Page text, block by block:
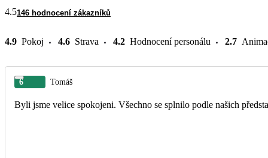
4.5146 hodnocení zákazníků
4.9 Pokoj 4.6 Strava 4.2 Hodnocení personálu 2.7
6 Tomáš
Byli jsme velice spokojeni. Všechno se splnilo podle našich